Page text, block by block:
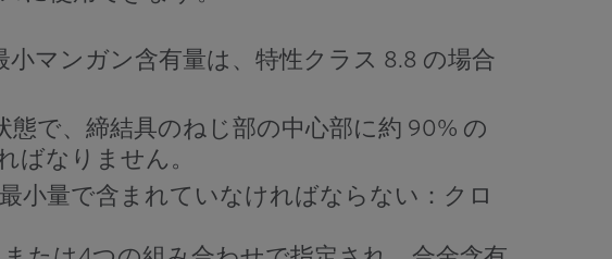
マンガン含有量は、特性クラス 8.8 の場合
で、締結具のねじ部の中心部に約 90% の
ばなりません。
小量で含まれていなければならない：クロ